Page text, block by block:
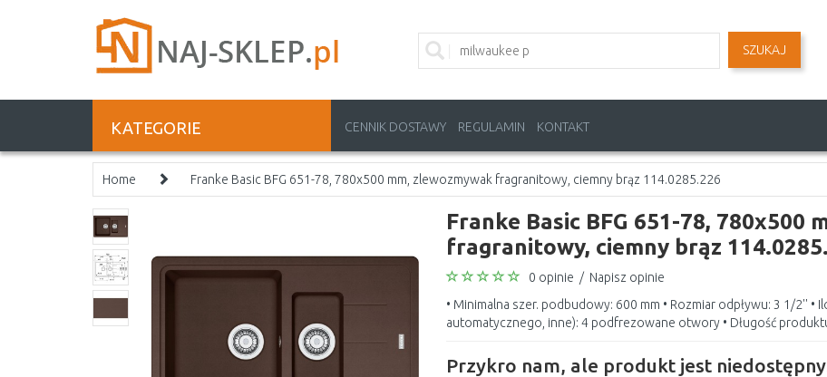
SZUKAJ
KATEGORIE CENNIK DOSTAWY REGULAMIN KONTAKT
Home Franke Basic BFG 651-78, 780x500 mm, zlewozmywak fragranitowy, ciemny brąz 114.0285.226
Franke Basic BFG 651-78, 780x500
fragranitowy, ciemny brąz
0 opinie / Napisz opinie
• Minimalna szer. podbudowy: 600 mm • Rozmiar odpływu: 3 1/2''
automatycznego, inne): 4 podfrezowane otwory • Długość
Przykro nam, ale produkt jest